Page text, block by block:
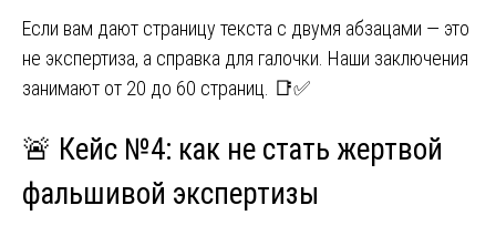
Если вам дают страницу текста с двумя абзацами — это
не экспертиза, а справка для галочки. Наши заключения
занимают от 20 до 60 страниц. 📑✅
🚨 Кейс №4: как не стать жертвой
фальшивой экспертизы